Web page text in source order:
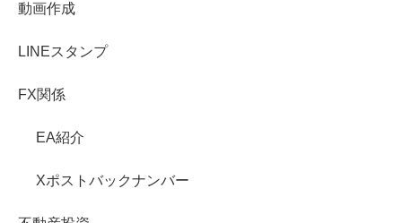
動画作成
LINEスタンプ
FX関係
EA紹介
Xポストバックナンバー